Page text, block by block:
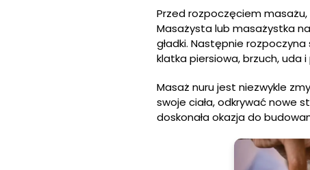
Przed rozpoczęciem
Masażysta lub masażystka
gładki. Następnie
klatka piersiowa, brzuch, uda i
Masaż nuru jest niezwykle
swoje ciała, odkrywać nowe
doskonała okazja do